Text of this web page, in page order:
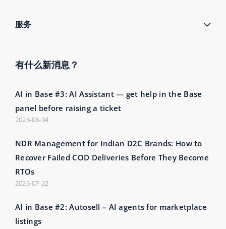
服务
有什么新消息？
AI in Base #3: AI Assistant — get help in the Base
panel before raising a ticket
2026-08-04
NDR Management for Indian D2C Brands: How to
Recover Failed COD Deliveries Before They Become
RTOs
2026-07-22
AI in Base #2: Autosell – AI agents for marketplace
listings